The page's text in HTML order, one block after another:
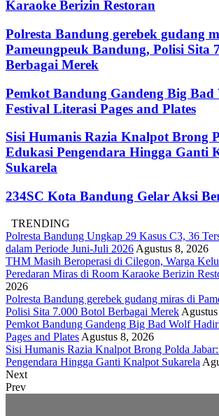
Karaoke Berizin Restoran
Polresta Bandung gerebek gudang
Pameungpeuk Bandung, Polisi Sita
Berbagai Merek
Pemkot Bandung Gandeng Big
Festival Literasi Pages and Plates
Sisi Humanis Razia Knalpot Brong
Edukasi Pengendara Hingga Ganti
Sukarela
234SC Kota Bandung Gelar Aksi
TRENDING
Polresta Bandung Ungkap 29 Kasus C3, 36
dalam Periode Juni-Juli 2026 Agustus 8, 2026
THM Masih Beroperasi di Cilegon, Warga
Peredaran Miras di Room Karaoke Berizin
2026
Polresta Bandung gerebek gudang miras di
Polisi Sita 7.000 Botol Berbagai Merek
Pemkot Bandung Gandeng Big Bad Wolf
Pages and Plates Agustus 8, 2026
Sisi Humanis Razia Knalpot Brong Polda
Pengendara Hingga Ganti Knalpot Sukarela
Next
Prev